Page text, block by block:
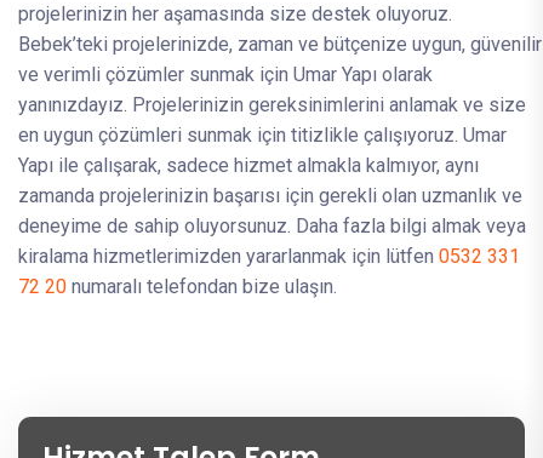
projelerinizin her aşamasında size destek oluyoruz.
Bebek’teki projelerinizde, zaman ve bütçenize uygun, güvenilir
ve verimli çözümler sunmak için Umar Yapı olarak
yanınızdayız. Projelerinizin gereksinimlerini anlamak ve size
en uygun çözümleri sunmak için titizlikle çalışıyoruz. Umar
Yapı ile çalışarak, sadece hizmet almakla kalmıyor, aynı
zamanda projelerinizin başarısı için gerekli olan uzmanlık ve
deneyime de sahip oluyorsunuz. Daha fazla bilgi almak veya
kiralama hizmetlerimizden yararlanmak için lütfen 0532 331
72 20 numaralı telefondan bize ulaşın.